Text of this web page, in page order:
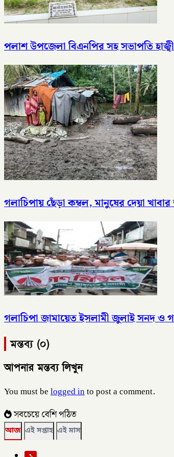
পলাশ উপজেলা বিএনপির সহ সভাপতি
গলাচিপায় ছেঁড়া কম্বল, মানুষের দেয়া
গলাচিপা জামায়েত ইসলামী জুলাই সনদ ও
মন্তব্য (০)
আপনার মন্তব্য লিখুন
You must belogged into post a comment.
সবচেয়ে বেশি পঠিত
আজ এই সপ্তাহ এই মাস